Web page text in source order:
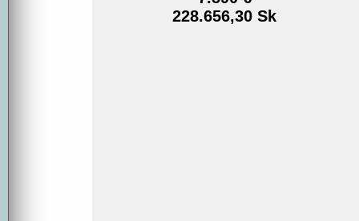
228.656,30 Sk